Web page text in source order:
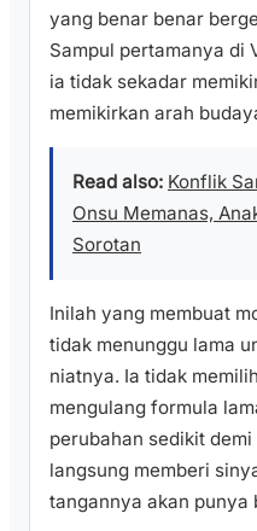
yang benar benar
Sampul pertamanya di
ia tidak sekadar
memikirkan arah
Read also: Konflik
Onsu Memanas,
Sorotan
Inilah yang membuat
tidak menunggu lama
niatnya. Ia tidak
mengulang formula
perubahan sedikit
langsung memberi
tangannya akan punya